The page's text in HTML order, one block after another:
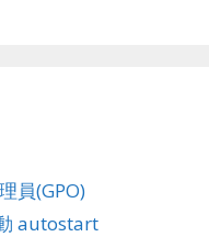
員(GPO)
autostart